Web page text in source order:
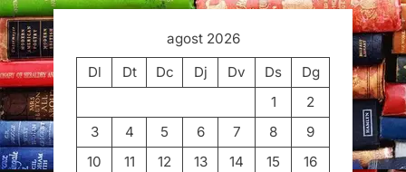
agost 2026
Dl
Dt Dc Dj Dv Ds
Dg
1
2
3
4 5 6 7 8
9
10
11 12 13 14 15
16